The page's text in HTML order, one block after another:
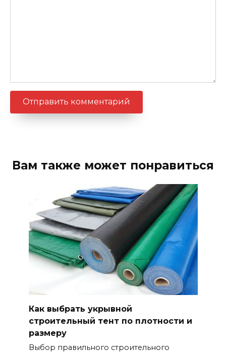
Вам также может понравиться
Как выбрать укрывной
строительный тент по плотности и
размеру
Выбор правильного строительного